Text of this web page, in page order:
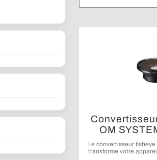
OM
Le convertisseur fisheye
transforme votre